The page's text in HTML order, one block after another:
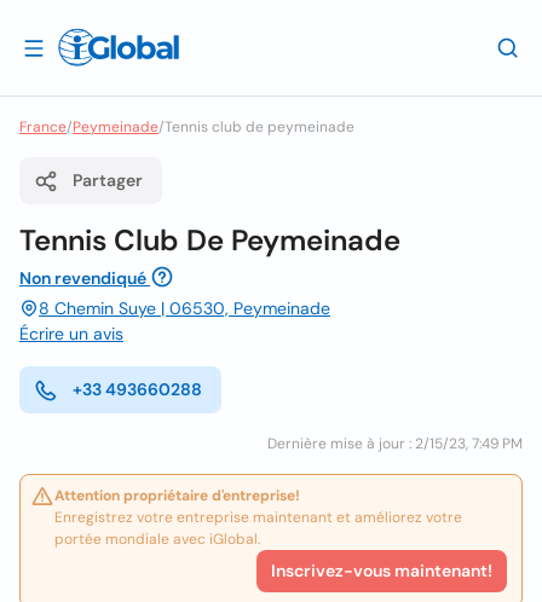
France/Peymeinade/Tennis club de peymeinade
Partager
Tennis Club De Peymeinade
Non revendiqué
8 Chemin Suye | 06530, Peymeinade
Écrire un avis
+33 493660288
Dernière mise à jour : 2/15/23, 7:49 PM
Attention propriétaire d'entreprise!
Enregistrez votre entreprise maintenant et améliorez votre
portée mondiale avec iGlobal.
Inscrivez-vous maintenant!